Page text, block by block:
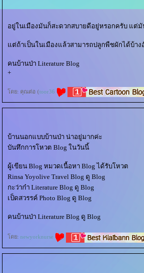
อยู่ในเมืองมันก็สะดวกสบายดีอยู่หรอกครับ แต่
ต่ถ้าเป็นในเมืองแล้วสามารถปลูกพืชผักได้บ้าง
คนบ้านป่า Literature Blog
+
ดย: คุณต่อ (toor36
บ้านนอกแบบบ้านป่า น่าอยู่มากค่ะ
บันทึกการโหวต Blog ในวันนี้
ผู้เขียน Blog หมวดเนื้อหา Blog ได้รับโหวต
Rinsa Yoyolive Travel Blog ดู Blog
กะว่าก๋า Literature Blog ดู Blog
เป็ดสวรรค์ Photo Blog ดู Blog
คนบ้านป่า Literature Blog ดู Blog
ดย: newyorknurse